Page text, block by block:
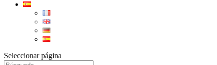
Seleccionar página